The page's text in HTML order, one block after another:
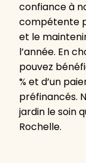
confiance à
compétente
et le
l’année. En
pouvez
% et d’un
préfinancés.
jardin le soin
Rochelle.